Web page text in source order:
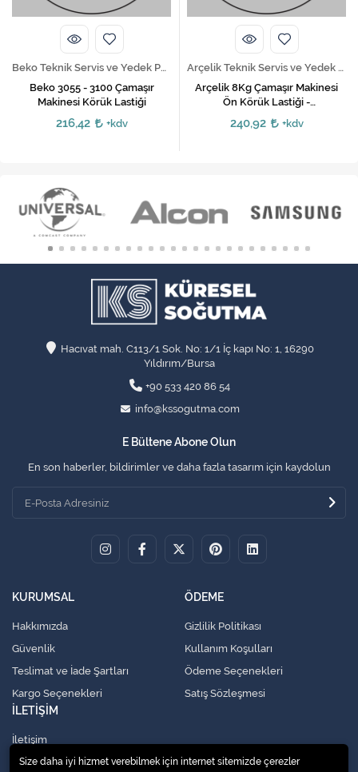
Beko Teknik Servis ve Yedek Parça Hizmetleri
Beko 3055 - 3100 Çamaşır
Makinesi Körük Lastiği
216,42 +kdv
Arçelik Teknik Servis ve Yedek Parça Hizmetleri
Arçelik 8Kg Çamaşır Makinesi
Ön Körük Lastiği -
2827081100,2827083100
240,92 +kdv
Hacıvat mah. C113/1 Sok. No: 1/1 İç kapı No: 1, 16290
Yıldırım/Bursa
+90 533 420 86 54
info@kssogutma.com
E Bültene Abone Olun
En son haberler, bildirimler ve daha fazla tasarım için kaydolun
KURUMSAL
Hakkımızda
Güvenlik
Teslimat ve İade Şartları
Kargo Seçenekleri
ÖDEME
Gizlilik Politikası
Kullanım Koşulları
Ödeme Seçenekleri
Satış Sözleşmesi
İLETİŞİM
İletişim
Size daha iyi hizmet verebilmek için internet sitemizde çerezler